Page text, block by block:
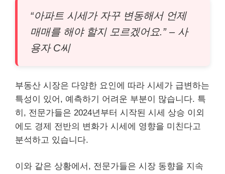
“아파트 시세가 자꾸 변동해서 언제
매매를 해야 할지 모르겠어요.” – 사
용자 C씨
부동산 시장은 다양한 요인에 따라 시세가 급변하는
특성이 있어, 예측하기 어려운 부분이 많습니다. 특
히, 전문가들은 2024년부터 시작된 시세 상승 이외
에도 경제 전반의 변화가 시세에 영향을 미친다고
분석하고 있습니다.
이와 같은 상황에서, 전문가들은 시장 동향을 지속